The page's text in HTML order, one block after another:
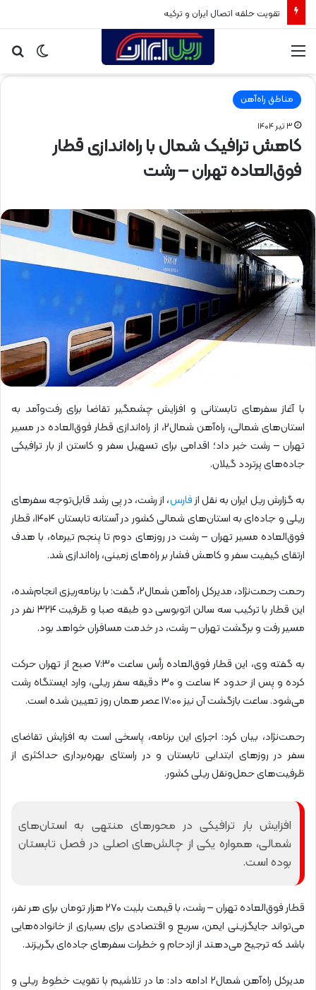
تقویت حلقه اتصال ایران و ترکیه
تغییر
پوسته
مناطق راه‌آهن
۳ تیر ۱۴۰۴
کاهش ترافیک شمال با راه‌اندازی قطار
فوق‌العاده تهران – رشت
با آغاز سفرهای تابستانی و افزایش چشمگیر تقاضا برای رفت‌وآمد به
استان‌های شمالی، راه‌آهن شمال۲، از راه‌اندازی قطار فوق‌العاده در مسیر
تهران – رشت خبر داد؛ اقدامی برای تسهیل سفر و کاستن از بار ترافیکی
جاده‌های پرتردد گیلان.
به گزارش ریل ایران به نقل ازفارس، از رشت، در پی رشد قابل‌توجه سفرهای
ریلی و جاده‌ای به استان‌های شمالی کشور در آستانه تابستان ۱۴۰۴، قطار
فوق‌العاده مسیر تهران – رشت در روزهای دوم تا پنجم تیرماه، با هدف
ارتقای کیفیت سفر و کاهش فشار بر راه‌های زمینی، راه‌اندازی شد.
رحمت رحمت‌نژاد، مدیرکل راه‌آهن شمال۲، گفت: با برنامه‌ریزی انجام‌شده،
این قطار با ترکیب سه سالن اتوبوسی دو طبقه صبا و ظرفیت ۳۲۴ نفر در
مسیر رفت و برگشت تهران – رشت، در خدمت مسافران خواهد بود.
به گفته وی، این قطار فوق‌العاده رأس ساعت ۷:۳۰ صبح از تهران حرکت
کرده و پس از حدود ۴ ساعت و ۳۰ دقیقه سفر ریلی، وارد ایستگاه رشت
می‌شود. ساعت بازگشت آن نیز ۱۷:۰۰ عصر همان روز تعیین شده است.
رحمت‌نژاد، بیان کرد: اجرای این برنامه، پاسخی است به افزایش تقاضای
سفر در روزهای ابتدایی تابستان و در راستای بهره‌برداری حداکثری از
ظرفیت‌های حمل‌ونقل ریلی کشور.
افزایش بار ترافیکی در محورهای منتهی به استان‌های
شمالی، همواره یکی از چالش‌های اصلی در فصل تابستان
بوده است.
قطار فوق‌العاده تهران – رشت، با قیمت بلیت ۲۷۰ هزار تومان برای هر نفر،
می‌تواند جایگزینی ایمن، سریع و اقتصادی برای بسیاری از خانواده‌هایی
باشد که ترجیح می‌دهند از ازدحام و خطرات سفرهای جاده‌ای بگریزند.
مدیرکل راه‌آهن شمال۲ ادامه داد: ما در تلاشیم با تقویت خطوط ریلی و